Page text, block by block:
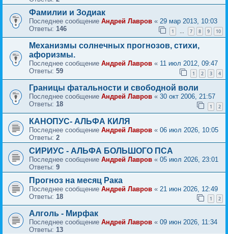
Фамилии и Зодиак
Последнее сообщение Андрей Лавров « 29 мар 2013, 10:03
Ответы: 146 1 … 7 8 9 10
Механизмы солнечных прогнозов, стихи,
афоризмы.
Последнее сообщение Андрей Лавров « 11 июл 2012, 09:47
Ответы: 59 1 2 3 4
Границы фатальности и свободной воли
Последнее сообщение Андрей Лавров « 30 окт 2006, 21:57
Ответы: 18 1 2
КАНОПУС- АЛЬФА КИЛЯ
Последнее сообщение Андрей Лавров « 06 июл 2026, 10:05
Ответы: 2
СИРИУС - АЛЬФА БОЛЬШОГО ПСА
Последнее сообщение Андрей Лавров « 05 июл 2026, 23:01
Ответы: 9
Прогноз на месяц Рака
Последнее сообщение Андрей Лавров « 21 июн 2026, 12:49
Ответы: 18 1 2
Алголь - Мирфак
Последнее сообщение Андрей Лавров « 09 июн 2026, 11:34
Ответы: 13